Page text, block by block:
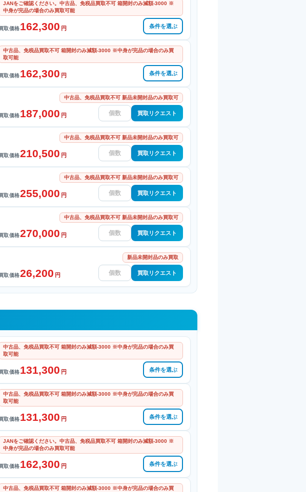
JANをご確認ください。中古品、免税品買取不可 箱開封のみ減額-3000 ※
中身が完品の場合のみ買取可能
取価格162,300 円 条件を選ぶ
中古品、免税品買取不可 箱開封のみ減額-3000 ※中身が完品の場合のみ買
取可能
取価格162,300 円 条件を選ぶ
中古品、免税品買取不可 新品未開封品のみ買取可
取価格187,000 円 買取リクエスト
中古品、免税品買取不可 新品未開封品のみ買取可
取価格210,500 円 買取リクエスト
中古品、免税品買取不可 新品未開封品のみ買取可
取価格255,000 円 買取リクエスト
中古品、免税品買取不可 新品未開封品のみ買取可
取価格270,000 円 買取リクエスト
新品未開封品のみ買取
取価格26,200 円 買取リクエスト
中古品、免税品買取不可 箱開封のみ減額-3000 ※中身が完品の場合のみ買
取可能
取価格131,300 円 条件を選ぶ
中古品、免税品買取不可 箱開封のみ減額-3000 ※中身が完品の場合のみ買
取可能
取価格131,300 円 条件を選ぶ
JANをご確認ください。中古品、免税品買取不可 箱開封のみ減額-3000 ※
中身が完品の場合のみ買取可能
取価格162,300 円 条件を選ぶ
中古品、免税品買取不可 箱開封のみ減額-3000 ※中身が完品の場合のみ買